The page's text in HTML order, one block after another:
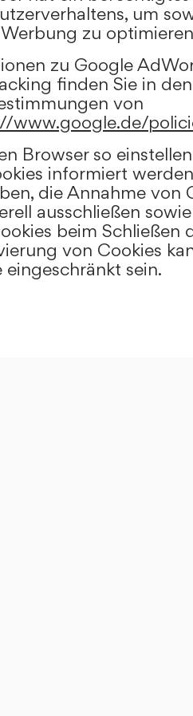
um
zu
zu Google
finden Sie in den
von
www.google.de/
Browser so
informiert
die Annahme von
ausschließen
beim Schließen
von Cookies
eingeschränkt sein.